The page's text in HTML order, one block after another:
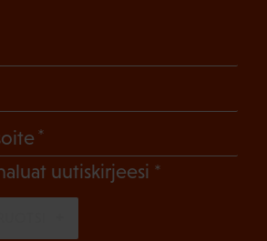
uutiskirjeesi (Pakollinen)